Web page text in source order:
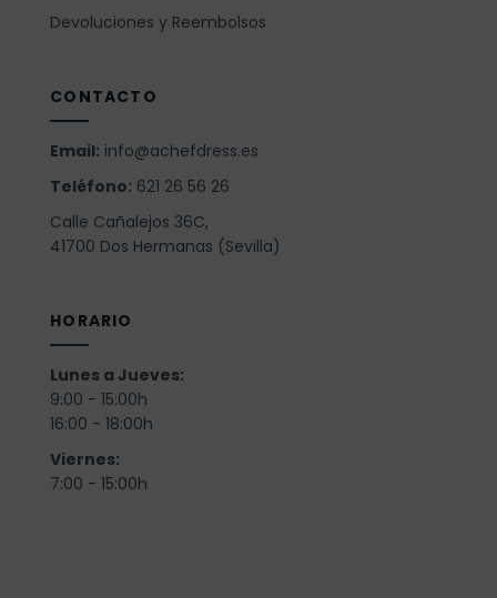
Devoluciones y Reembolsos
CONTACTO
Email: info@achefdress.es
Teléfono: 621 26 56 26
Calle Cañalejos 36C,
41700 Dos Hermanas (Sevilla)
HORARIO
Lunes a Jueves:
9:00 - 15:00h
16:00 - 18:00h
Viernes:
7:00 - 15:00h